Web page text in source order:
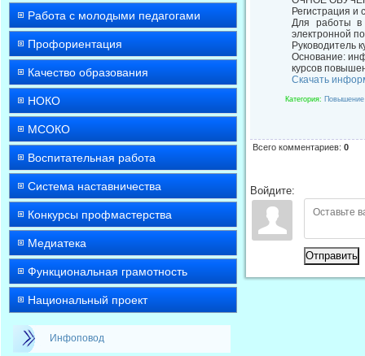
Работа с молодыми педагогами
Профориентация
Качество образования
НОКО
МСОКО
Воспитательная работа
Система наставничества
Конкурсы профмастерства
Медиатека
Функциональная грамотность
Национальный проект
Инфоповод
Регистрация и
Для работы в
электронной
Руководитель
Основание:
курсов
Скачать
Категория: Повышение
Всего комментариев: 0
Войдите:
Отправить